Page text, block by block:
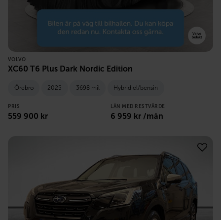
VOLVO
XC60 T6 Plus Dark Nordic Edition
Örebro 2025 3698 mil Hybrid el/bensin
PRIS
559 900 kr
LÅN MED RESTVÄRDE
6 959 kr /mån